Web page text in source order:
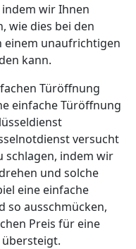
wir Ihnen
wie dies bei den
einem unaufrichtigen
kann.
Türöffnung
einfache Türöffnung
versucht
schlagen, indem wir
und solche
eine einfache
so ausschmücken,
Preis für eine